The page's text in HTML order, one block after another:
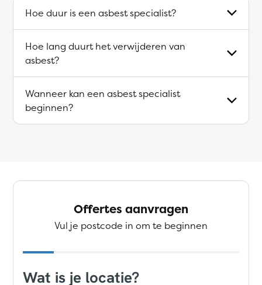
Hoe duur is een asbest specialist?
Hoe lang duurt het verwijderen van
asbest?
Wanneer kan een asbest specialist
beginnen?
Offertes aanvragen
Vul je postcode in om te beginnen